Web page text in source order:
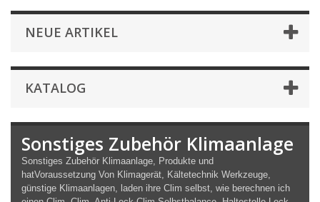
NEUE ARTIKEL
KATALOG
Sonstiges Zubehör Klimaanlage
Sonstiges Zubehör Klimaanlage, Produkte und
hatVoraussetzung Von Klimagerät, Kältetechnik Werkzeuge,
günstige Klimaanlagen, laden ihre Clim selbst, wie berechnen ich